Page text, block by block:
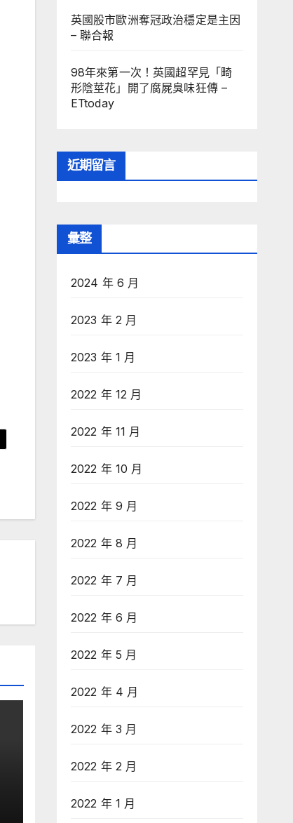
英國股市歐洲奪冠政治穩定是主因
– 聯合報
98年來第一次！英國超罕見「畸
形陰莖花」開了腐屍臭味狂傳 –
ETtoday
近期留言
彙整
2024 年 6 月
2023 年 2 月
2023 年 1 月
2022 年 12 月
2022 年 11 月
2022 年 10 月
2022 年 9 月
2022 年 8 月
2022 年 7 月
2022 年 6 月
2022 年 5 月
2022 年 4 月
2022 年 3 月
2022 年 2 月
2022 年 1 月